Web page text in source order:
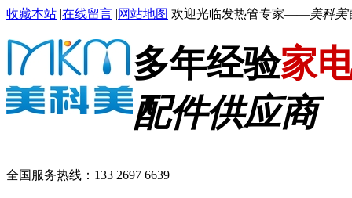
收藏本站 |在线留言 |网站地图 欢迎光临发热管专家——美科美
多年经验家
配件供应商
全国服务热线： 133 2697 6639